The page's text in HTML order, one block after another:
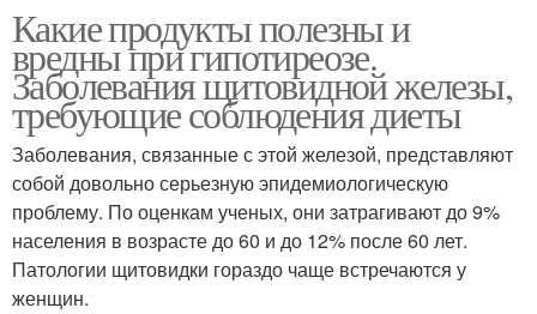
Какие продукты полезны и
вредны при гипотиреозе.
Заболевания щитовидной железы,
требующие соблюдения диеты
Заболевания, связанные с этой железой, представляют
собой довольно серьезную эпидемиологическую
проблему. По оценкам ученых, они затрагивают до 9%
населения в возрасте до 60 и до 12% после 60 лет.
Патологии щитовидки гораздо чаще встречаются у
женщин.